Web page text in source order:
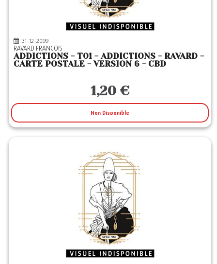
31-12-2099
RAVARD FRANCOIS
ADDICTIONS - T01 - ADDICTIONS - RAVARD -
CARTE POSTALE - VERSION 6 - CBD
1,20 €
Non Disponible